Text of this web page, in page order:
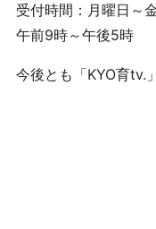
受付時間：月曜日～
午前9時～午後5時
今後とも「KYO育tv.